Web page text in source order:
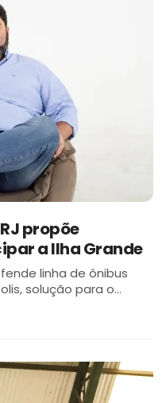
propõe
a Ilha Grande
linha de ônibus
solução para o
de penas para